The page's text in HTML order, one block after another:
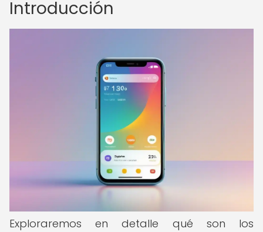
Introducción
Exploraremos en detalle qué son los